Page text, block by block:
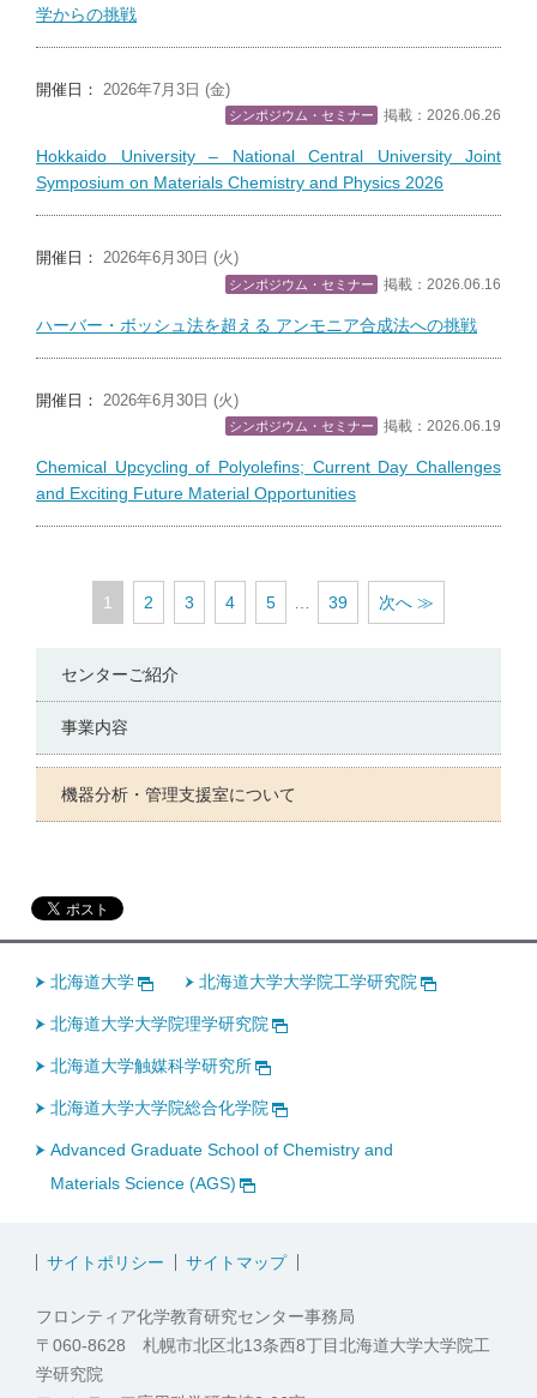
学からの挑戦
開催日： 2026年7月3日 (金)
シンポジウム・セミナー 掲載：2026.06.26
Hokkaido University – National Central University Joint
Symposium on Materials Chemistry and Physics 2026
開催日： 2026年6月30日 (火)
シンポジウム・セミナー 掲載：2026.06.16
ハーバー・ボッシュ法を超える アンモニア合成法への挑戦
開催日： 2026年6月30日 (火)
シンポジウム・セミナー 掲載：2026.06.19
Chemical Upcycling of Polyolefins; Current Day Challenges
and Exciting Future Material Opportunities
1 2 3 4 5 39 次へ ≫
センターご紹介
事業内容
機器分析・管理支援室について
北海道大学 北海道大学大学院工学研究院
北海道大学大学院理学研究院
北海道大学触媒科学研究所
北海道大学大学院総合化学院
Advanced Graduate School of Chemistry and
Materials Science (AGS)
サイトポリシー サイトマップ
フロンティア化学教育研究センター事務局
〒060-8628 札幌市北区北13条西8丁目北海道大学大学院工
学研究院